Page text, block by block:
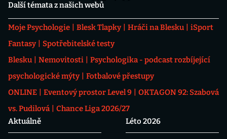
Další témata z našich webů
Moje Psychologie Blesk Tlapky Hráči na Blesku
iSport
Fantasy
Spotřebitelské testy
Blesku
Nemovitosti
Psychologika - podcast rozbíjející
psychologické mýty
Fotbalové přestupy
ONLINE
Eventový prostor Level 9
OKTAGON 92: Szabová
vs. Pudilová
Chance Liga 2026/27
Aktuálně
Léto 2026